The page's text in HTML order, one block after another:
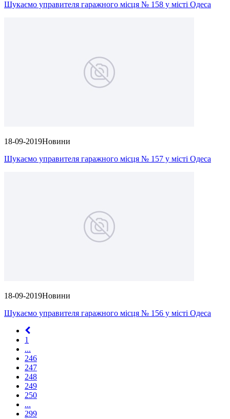
Шукаємо управителя гаражного місця № 158 у місті Одеса
18-09-2019Новини
Шукаємо управителя гаражного місця № 157 у місті Одеса
18-09-2019Новини
Шукаємо управителя гаражного місця № 156 у місті Одеса
1
...
246
247
248
249
250
...
299